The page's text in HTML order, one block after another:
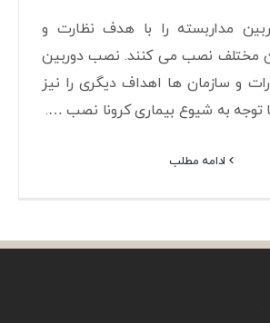
مداربسته را با هدف نظارت و
مختلف نصب می کنند. نصب دوربین
و سازمان ها اهداف دیگری را نیز
توجه به شیوع بیماری کرونا نصب ….
ادامه مطلب